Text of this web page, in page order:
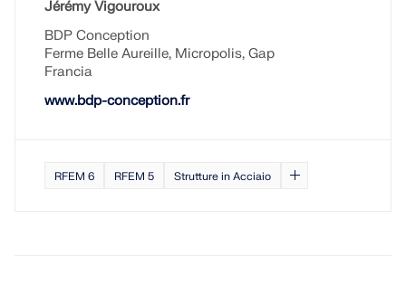
Jérémy Vigouroux
BDP Conception
Ferme Belle Aureille, Micropolis, Gap
Francia
www.bdp-conception.fr
RFEM 6 RFEM 5 Strutture in Acciaio